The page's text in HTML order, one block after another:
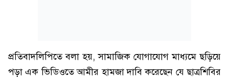
প্রতিবাদলিপিতে বলা হয়, সামাজিক যোগাযোগ মাধ্যমে ছড়িয়ে
পড়া এক ভিডিওতে আমীর হামজা দাবি করেছেন যে ছাত্রশিবির